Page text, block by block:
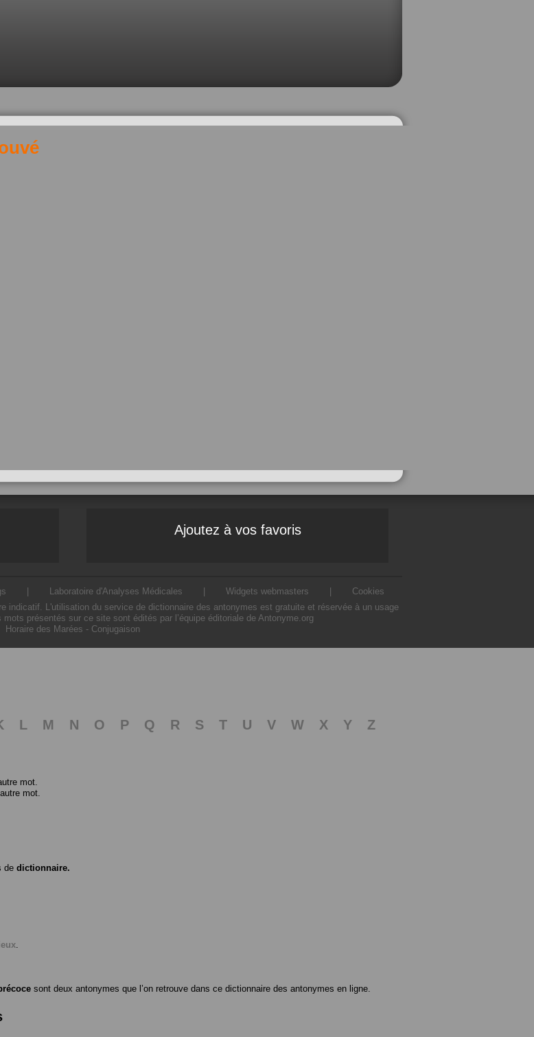
Ajoutez à vos favoris
Laboratoire d'Analyses Médicales Widgets webmasters
Cookies
indicatif. L'utilisation du service de dictionnaire des antonymes est gratuite et réservée à un usage
présentés sur ce site sont édités par l’équipe éditoriale de Antonyme.org
Horaire des Marées - Conjugaison
L M N O P Q R S T U V W X Y
Z
mot.
mot.
de dictionnaire.
sont deux antonymes que l’on retrouve dans ce dictionnaire des antonymes en ligne.